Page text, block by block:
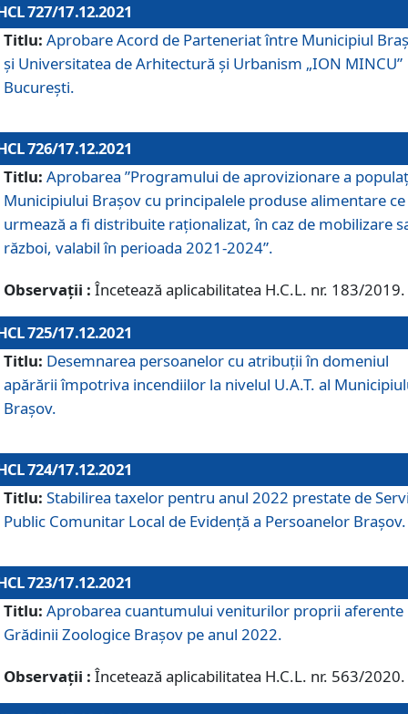
727/17.12.2021
Titlu: Aprobare Acord de Parteneriat între Municipiul
și Universitatea de Arhitectură și Urbanism „ION MINCU”
București.
726/17.12.2021
Titlu: Aprobarea ”Programului de aprovizionare a
Municipiului Braşov cu principalele produse alimentare ce
urmează a fi distribuite raționalizat, în caz de mobilizare
război, valabil în perioada 2021-2024”.
Observații : Încetează aplicabilitatea H.C.L. nr. 183/2019.
725/17.12.2021
Titlu: Desemnarea persoanelor cu atribuții în domeniul
apărării împotriva incendiilor la nivelul U.A.T. al
Brașov.
724/17.12.2021
Titlu: Stabilirea taxelor pentru anul 2022 prestate de
Public Comunitar Local de Evidență a Persoanelor Braşov.
723/17.12.2021
Titlu: Aprobarea cuantumului veniturilor proprii aferente
Grădinii Zoologice Braşov pe anul 2022.
Observații : Încetează aplicabilitatea H.C.L. nr. 563/2020.